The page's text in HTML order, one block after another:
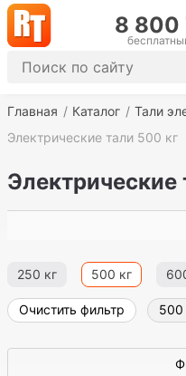
8 800
Главная Каталог
Тали
Электрические тали 500 кг
Электрические
250 кг 500 кг
2 тонны 3,2 тонны
8 тонн 10 тонн
Очистить фильтр 500